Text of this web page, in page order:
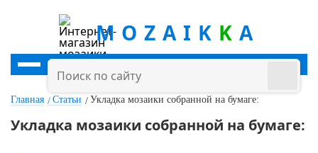
MOZAIK K A
Главная Статьи Укладка мозаики собранной на бумаге:
Укладка мозаики собранной на бумаге: